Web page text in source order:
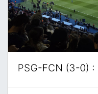
PSG-FCN (3-0) :